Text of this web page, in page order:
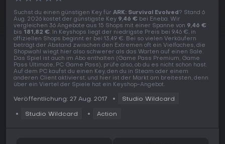
Suchst du einen günstigen Key für ARK: Survival Evolved? Stand 6
Aug. 2026 kostet der günstigste Key 9,46 € bei Eneba. Wir
vergleichen 36 Angebote aus 15 Shops mit einer Spanne von 9,46 €
bis 181,82 €. In Keyshops liegt der niedrigste Preis bei 9,46 €, in
offiziellen Shops beginnt er bei 13,49 €. Bei so vielen Verkäufern
beträgt der Abstand zwischen den Extremen oft ein Vielfaches, die
Shopwahl wiegt hier also schwerer als das Warten auf einen Sale.
Das Spiel ist auch im Abo enthalten (Game Pass Premium, Game
Pass Ultimate, PC Game Pass), prüfe also, ob du es nicht schon hast.
Auf dem PC kaufst du einen Key, den du in Steam oder einem
anderen Client aktivierst, und hier ist der Markt am breitesten, denn
über ein Viertel der Spiele hat ein Keyshop-Angebot.
Veröffentlichung: 27 Aug. 2017 Studio Wildcard
Studio Wildcard Action